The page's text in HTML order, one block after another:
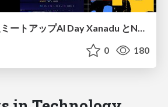
ServiceNow 大阪ミートアップAI Day Xanadu とNowAssist
0 180